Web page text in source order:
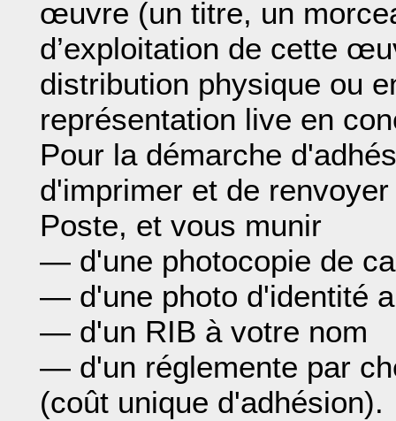
œuvre (un titre, un
d’exploitation de cette
distribution physique ou
représentation live en
Pour la démarche
d'imprimer et de
Poste, et vous munir
— d'une photocopie de
— d'une photo d'identité
— d'un RIB à votre nom
— d'un réglemente par
(coût unique d'adhésion).